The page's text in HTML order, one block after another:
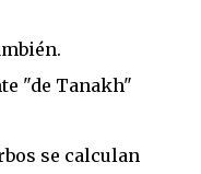
"de Tanakh"
se calculan